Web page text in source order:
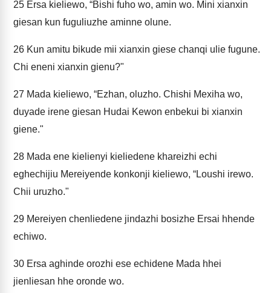
25 Ersa kieliewo, “Bishi fuho wo, amin wo. Mini xianxin
giesan kun fuguliuzhe aminne olune.
26 Kun amitu bikude mii xianxin giese chanqi ulie fugune.
Chi eneni xianxin gienu?"
27 Mada kieliewo, “Ezhan, oluzho. Chishi Mexiha wo,
duyade irene giesan Hudai Kewon enbekui bi xianxin
giene."
28 Mada ene kielienyi kieliedene khareizhi echi
eghechijiu Mereiyende konkonji kieliewo, “Loushi irewo.
Chii uruzho."
29 Mereiyen chenliedene jindazhi bosizhe Ersai hhende
echiwo.
30 Ersa aghinde orozhi ese echidene Mada hhei
jienliesan hhe oronde wo.